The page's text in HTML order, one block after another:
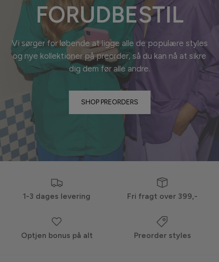
FORUDBESTIL
Vi sørger for løbende at ligge alle de populære styles
og nye kollektioner på preorder, så du kan nå at sikre
dig dem før alle andre.
SHOP PREORDERS
1-3 dages levering Fri fragt over 399,-
Optjen bonus på alt Preorder styles